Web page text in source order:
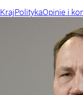
KrajPolitykaOpinie i